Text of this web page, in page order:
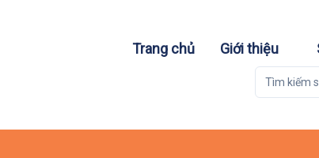
Trang chủ Giới thiệu